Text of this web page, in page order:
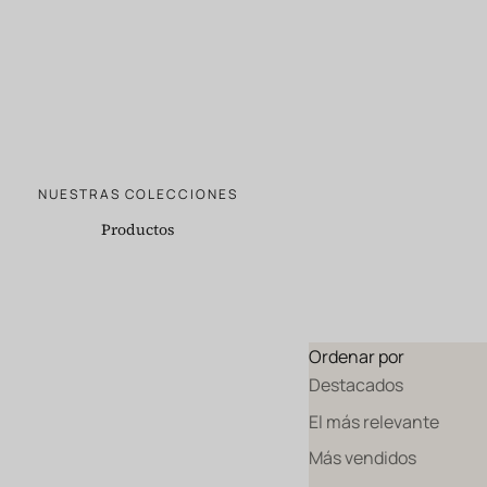
NUESTRAS COLECCIONES
Productos
Ordenar por
Destacados
El más relevante
Más vendidos